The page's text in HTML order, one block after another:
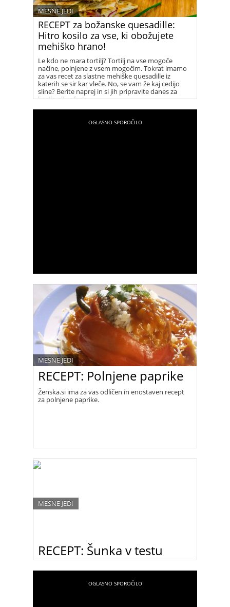
RECEPT za božanske quesadille:
Hitro kosilo za vse, ki obožujete
mehiško hrano!
MESNE JEDI
Le kdo ne mara tortilj? Tortilj na vse mogoče
načine, polnjene z vsem mogočim. Tokrat imamo
za vas recet za slastne mehiške quesadille iz
katerih se sir kar vleče. No, se vam že kaj cedijo
sline? Berite naprej in si jih pripravite danes za
kosilo ali večerjo.
RECEPT: Polnjene paprike
MESNE JEDI
Ženska.si ima za vas odličen in enostaven recept
za polnjene paprike.
RECEPT: Šunka v testu
MESNE JEDI
tradicionalnem srbskem receptu?